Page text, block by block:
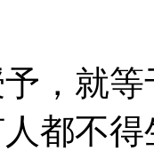
，就
都不